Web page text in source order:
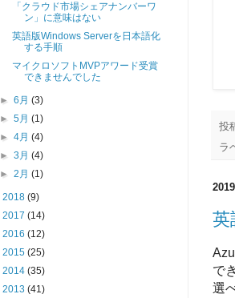
投
ラ
英
で
選
「クラウド市場シェアナンバーワ
ン」に意味はない
英語版Windows Serverを日本語化
する手順
マイクロソフトMVPアワード受賞
できませんでした
►6月(3)
►5月(1)
►4月(4)
►3月(4)
►2月(1)
2018 (9)
2017 (14)
2016 (12)
2015 (25)
2014 (35)
2013 (41)